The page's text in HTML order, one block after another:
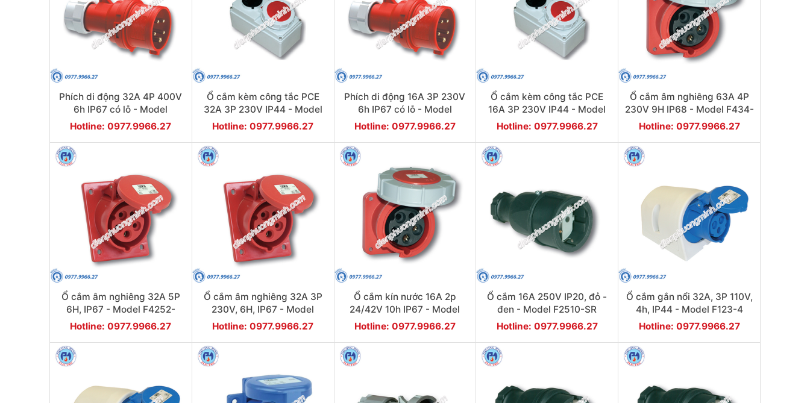
Phích di động 32A 4P 400V
6h IP67 có lỗ - Model
F61242-6K
Hotline: 0977.9966.27
Ổ cắm kèm công tắc PCE
32A 3P 230V IP44 - Model
F6123-6
Hotline: 0977.9966.27
Phích di động 16A 3P 230V
6h IP67 có lỗ - Model
F61132-6K
Hotline: 0977.9966.27
Ổ cắm kèm công tắc PCE
16A 3P 230V IP44 - Model
F6113-6
Hotline: 0977.9966.27
Ổ cắm âm nghiêng 63A 4P
230V 9H IP68 - Model F434-
9
Hotline: 0977.9966.27
Ổ cắm âm nghiêng 32A 5P
6H, IP67 - Model F4252-
6F78
Hotline: 0977.9966.27
Ổ cắm âm nghiêng 32A 3P
230V, 6H, IP67 - Model
F4232-6F78
Hotline: 0977.9966.27
Ổ cắm kín nước 16A 2p
24/42V 10h IP67 - Model
F3822-10FT9V
Hotline: 0977.9966.27
Ổ cắm 16A 250V IP20, đỏ -
đen - Model F2510-SR
Hotline: 0977.9966.27
Ổ cắm gắn nổi 32A, 3P 110V,
4h, IP44 - Model F123-4
Hotline: 0977.9966.27